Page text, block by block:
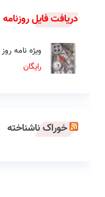
دریافت فایل روزنامه
ویژه نامه
رایگان
خوراک ناشناخته